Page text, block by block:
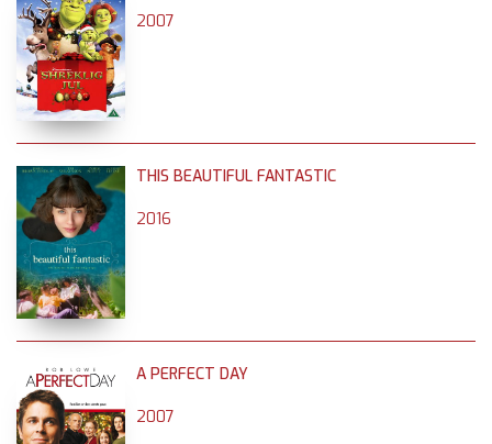
2007
THIS BEAUTIFUL FANTASTIC
2016
A PERFECT DAY
2007